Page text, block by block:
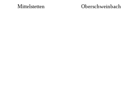
Mittelstetten Oberschweinbach